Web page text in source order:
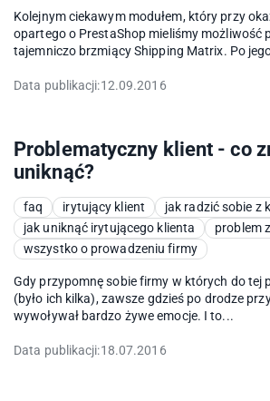
Kolejnym ciekawym modułem, który przy
opartego o PrestaShop mieliśmy możliwość
tajemniczo brzmiący Shipping Matrix. Po
Data publikacji:12.09.2016
Problematyczny klient - co
uniknąć?
faq irytujący klient
jak radzić sobie z
jak uniknąć irytującego klienta
problem
wszystko o prowadzeniu firmy
Gdy przypomnę sobie firmy w których do tej
(było ich kilka), zawsze gdzieś po drodze
wywoływał bardzo żywe emocje. I to...
Data publikacji:18.07.2016